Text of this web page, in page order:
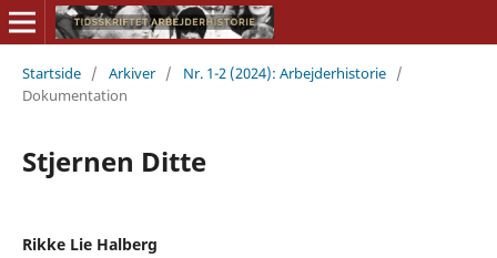
Startside / Arkiver / Nr. 1-2 (2024): Arbejderhistorie /
Dokumentation
Stjernen Ditte
Rikke Lie Halberg